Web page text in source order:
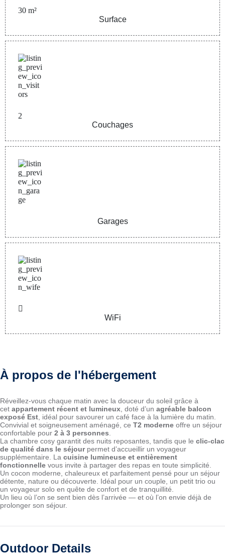
30 m²
Surface
2
Couchages
Garages
WiFi
À propos de l'hébergement
Réveillez-vous chaque matin avec la douceur du soleil grâce à
cet appartement récent et lumineux , doté d’un agréable balcon
exposé Est , idéal pour savourer un café face à la lumière du matin.
Convivial et soigneusement aménagé, ce T2 moderne offre un séjour
confortable pour 2 à 3 personnes
La chambre cosy garantit des nuits reposantes, tandis que le clic-clac
de qualité dans le séjourpermet d’accueillir un voyageur
supplémentaire. La cuisine lumineuse et entièrement
fonctionnelle vous invite à partager des repas en toute simplicité.
Un cocon moderne, chaleureux et parfaitement pensé pour un séjour
détente, nature ou découverte. Idéal pour un couple, un petit trio ou
un voyageur solo en quête de confort et de tranquillité.
Un lieu où l’on se sent bien dès l’arrivée — et où l’on envie déjà de
prolonger son séjour.
Outdoor Details